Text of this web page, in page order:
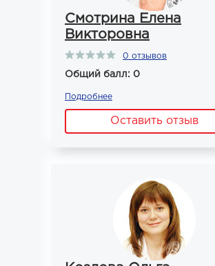
Смотрина Елена
Викторовна
0 отзывов
Общий балл: 0
Подробнее
Оставить отзыв